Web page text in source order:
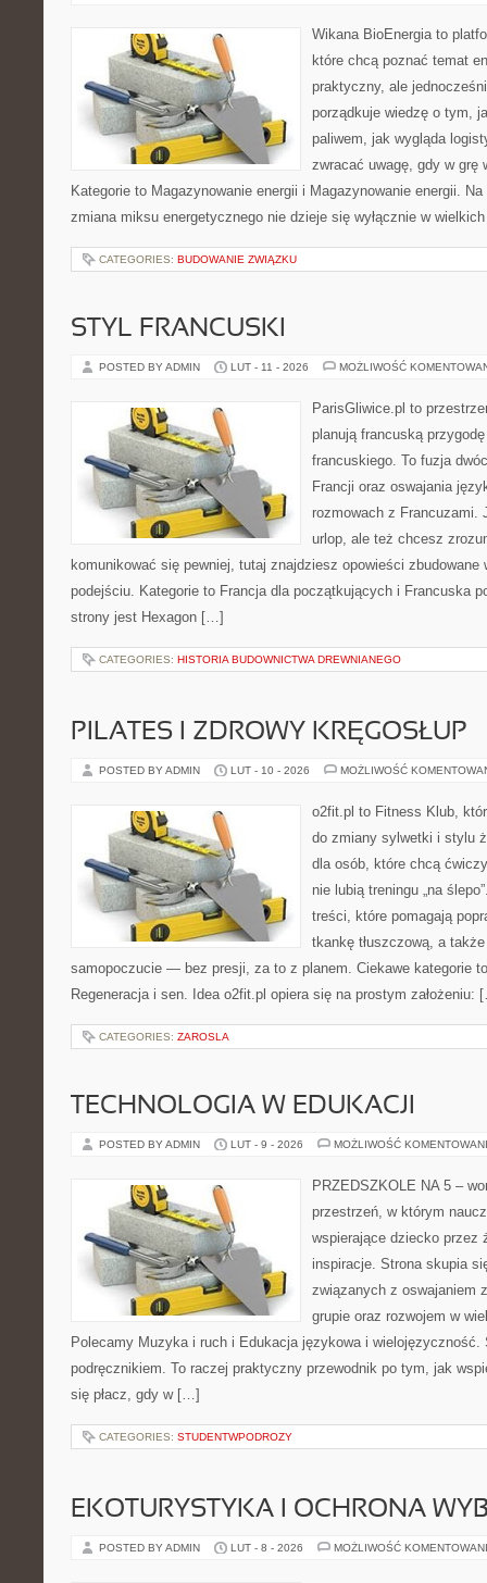
Wikana BioEnergia to
które chcą poznać temat
praktyczny, ale
porządkuje wiedzę o tym,
paliwem, jak wygląda
zwracać uwagę, gdy w grę
Kategorie to Magazynowanie energii i Magazynowanie energii.
zmiana miksu energetycznego nie dzieje się wyłącznie w
CATEGORIES: BUDOWANIE ZWIĄZKU
STYL FRANCUSKI
POSTED BY ADMIN LUT - 11 - 2026 MOŻLIWOŚĆ
ParisGliwice.pl to
planują francuską
francuskiego. To fuzja
Francji oraz oswajania
rozmowach z Francuzami.
urlop, ale też chcesz
komunikować się pewniej, tutaj znajdziesz opowieści zbudowane
podejściu. Kategorie to Francja dla początkujących i Francuska
strony jest Hexagon […]
CATEGORIES: HISTORIA BUDOWNICTWA DREWNIANEGO
PILATES I ZDROWY KRĘGOSŁUP
POSTED BY ADMIN LUT - 10 - 2026 MOŻLIWOŚĆ
o2fit.pl to Fitness Klub,
do zmiany sylwetki i stylu
dla osób, które chcą
nie lubią treningu „na
treści, które pomagają
tkankę tłuszczową, a
samopoczucie — bez presji, za to z planem. Ciekawe kategorie
Regeneracja i sen. Idea o2fit.pl opiera się na prostym założeniu:
CATEGORIES: ZAROSLA
TECHNOLOGIA W EDUKACJI
POSTED BY ADMIN LUT - 9 - 2026 MOŻLIWOŚĆ
PRZEDSZKOLE NA 5 –
przestrzeń, w którym
wspierające dziecko przez
inspiracje. Strona skupia
związanych z oswajaniem
grupie oraz rozwojem w
Polecamy Muzyka i ruch i Edukacja językowa i
podręcznikiem. To raczej praktyczny przewodnik po tym, jak
się płacz, gdy w […]
CATEGORIES: STUDENTWPODROZY
EKOTURYSTYKA I OCHRONA
POSTED BY ADMIN LUT - 8 - 2026 MOŻLIWOŚĆ